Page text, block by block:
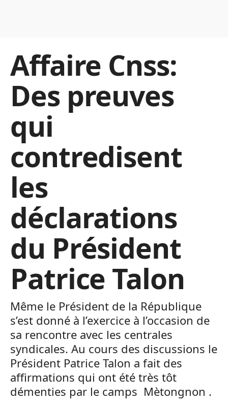
Affaire Cnss:
Des preuves
qui
contredisent
les
déclarations
du Président
Patrice Talon
Même le Président de la République
s’est donné à l’exercice à l’occasion de
sa rencontre avec les centrales
syndicales. Au cours des discussions le
Président Patrice Talon a fait des
affirmations qui ont été très tôt
démenties par le camps Mètongnon .